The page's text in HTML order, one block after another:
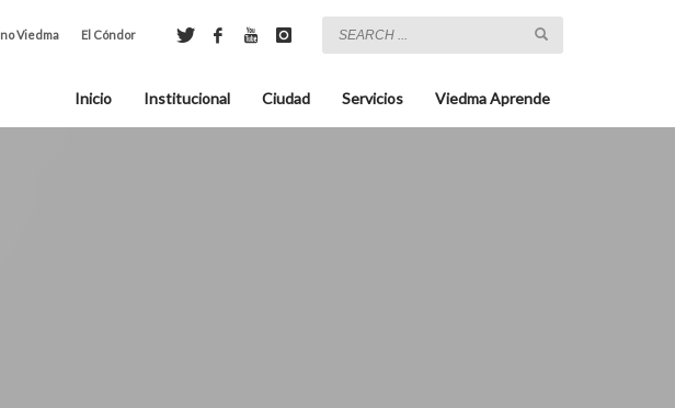
Viedma El Cóndor
Inicio Institucional Ciudad Servicios Viedma Aprende